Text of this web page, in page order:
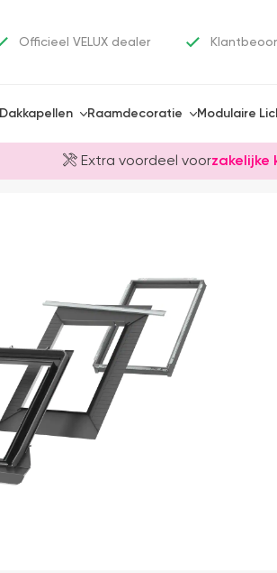
Officieel VELUX dealer
Dakkapellen Raamdecoratie Modulaire
Extra voordeel voorzakelijke